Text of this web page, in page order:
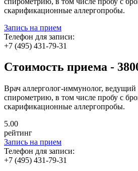
скарификационные аллергопробы.
Запись на прием
Телефон для записи:
+7 (495) 431-79-31
Стоимость приема -
Врач аллерголог-иммунолог,
спирометрию, в том числе пробу с
скарификационные аллергопробы.
5.00
рейтинг
Запись на прием
Телефон для записи:
+7 (495) 431-79-31